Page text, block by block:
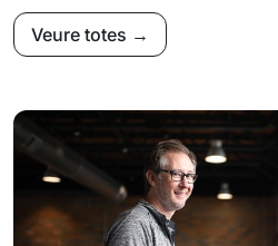
Veure totes →